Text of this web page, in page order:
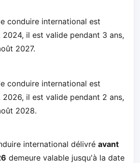
conduire international est
il est valide pendant 3 ans,
2027.
conduire international est
il est valide pendant 2 ans,
2028.
international délivré avant
demeure valable jusqu'à la date